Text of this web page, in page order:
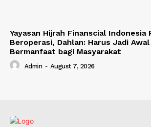
Yayasan Hijrah Finanscial Indonesia
Beroperasi, Dahlan: Harus Jadi
Bermanfaat bagi Masyarakat
Admin - August 7, 2026